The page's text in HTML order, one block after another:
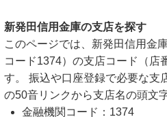
新発田信用金庫の支店を探す
このページでは、新発田信用金
コード1374）の支店コード（店
す。 振込や口座登録で必要な支
の50音リンクから支店名の頭文
金融機関コード：1374